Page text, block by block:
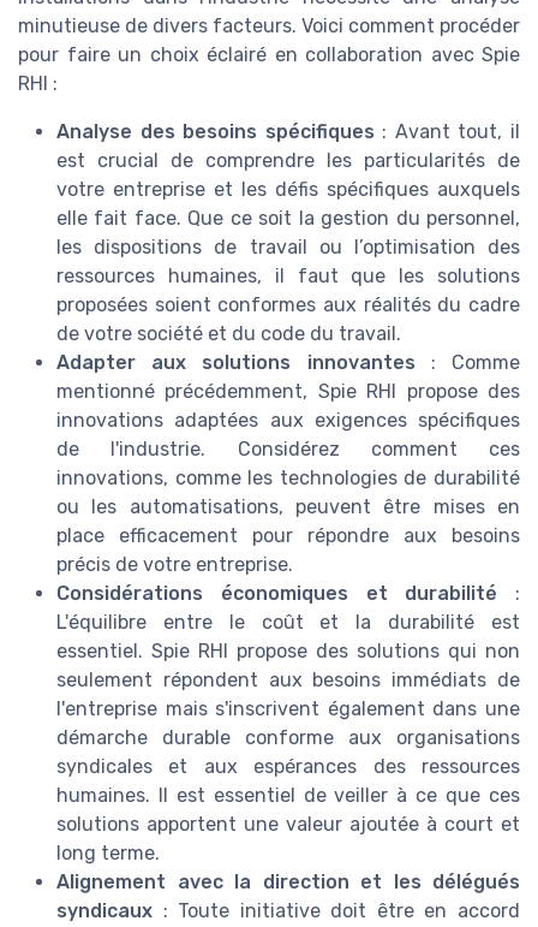
minutieuse de divers facteurs. Voici comment procéder
pour faire un choix éclairé en collaboration avec Spie
RHI :
Analyse des besoins spécifiques : Avant tout, il
est crucial de comprendre les particularités de
votre entreprise et les défis spécifiques auxquels
elle fait face. Que ce soit la gestion du personnel,
les dispositions de travail ou l’optimisation des
ressources humaines, il faut que les solutions
proposées soient conformes aux réalités du cadre
de votre société et du code du travail.
Adapter aux solutions innovantes : Comme
mentionné précédemment, Spie RHI propose des
innovations adaptées aux exigences spécifiques
de l'industrie. Considérez comment ces
innovations, comme les technologies de durabilité
ou les automatisations, peuvent être mises en
place efficacement pour répondre aux besoins
précis de votre entreprise.
Considérations économiques et durabilité :
L'équilibre entre le coût et la durabilité est
essentiel. Spie RHI propose des solutions qui non
seulement répondent aux besoins immédiats de
l'entreprise mais s'inscrivent également dans une
démarche durable conforme aux organisations
syndicales et aux espérances des ressources
humaines. Il est essentiel de veiller à ce que ces
solutions apportent une valeur ajoutée à court et
long terme.
Alignement avec la direction et les délégués
syndicaux : Toute initiative doit être en accord